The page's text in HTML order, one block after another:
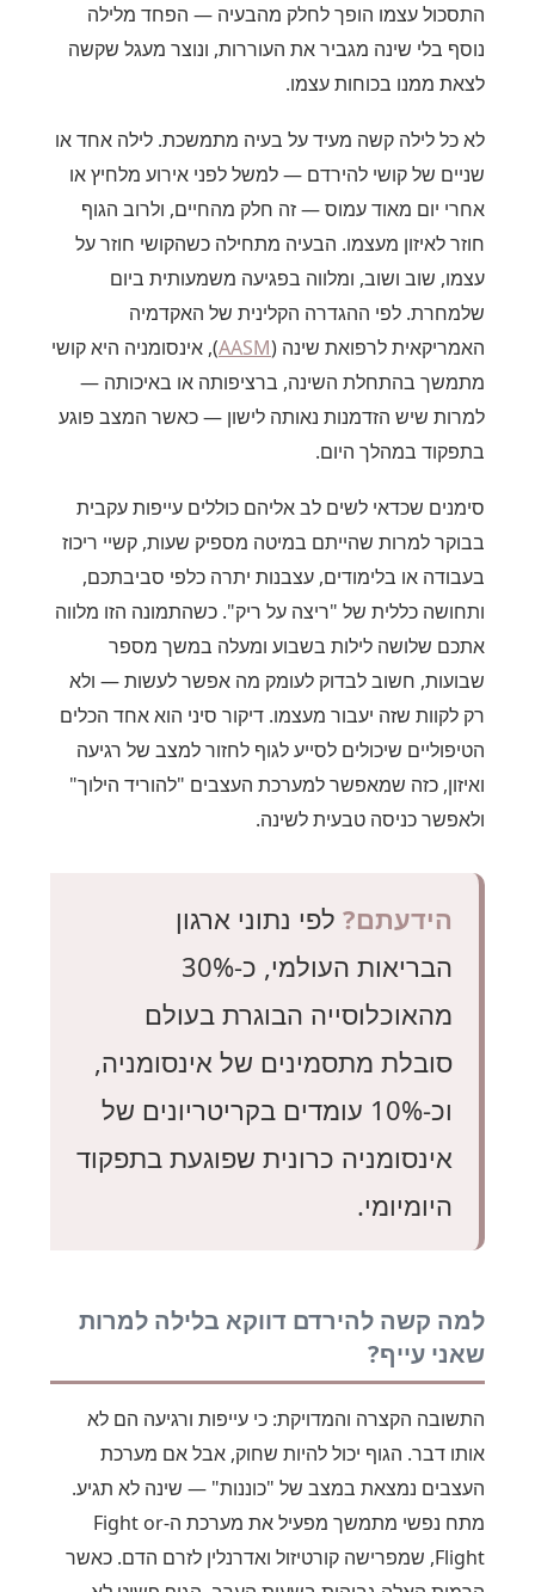
התסכול עצמו הופך לחלק מהבעיה — הפחד מלילה
נוסף בלי שינה מגביר את העוררות, ונוצר מעגל שקשה
לצאת ממנו בכוחות עצמו.
לא כל לילה קשה מעיד על בעיה מתמשכת. לילה אחד או
שניים של קושי להירדם — למשל לפני אירוע מלחיץ או
אחרי יום מאוד עמוס — זה חלק מהחיים, ולרוב הגוף
חוזר לאיזון מעצמו. הבעיה מתחילה כשהקושי חוזר על
עצמו, שוב ושוב, ומלווה בפגיעה משמעותית ביום
שלמחרת. לפי ההגדרה הקלינית של האקדמיה
האמריקאית לרפואת שינה (AASM), אינסומניה היא קושי
מתמשך בהתחלת השינה, ברציפותה או באיכותה —
למרות שיש הזדמנות נאותה לישון — כאשר המצב פוגע
בתפקוד במהלך היום.
סימנים שכדאי לשים לב אליהם כוללים עייפות עקבית
בבוקר למרות שהייתם במיטה מספיק שעות, קשיי ריכוז
בעבודה או בלימודים, עצבנות יתרה כלפי סביבתכם,
ותחושה כללית של "ריצה על ריק". כשהתמונה הזו מלווה
אתכם שלושה לילות בשבוע ומעלה במשך מספר
שבועות, חשוב לבדוק לעומק מה אפשר לעשות — ולא
רק לקוות שזה יעבור מעצמו. דיקור סיני הוא אחד הכלים
הטיפוליים שיכולים לסייע לגוף לחזור למצב של רגיעה
ואיזון, כזה שמאפשר למערכת העצבים "להוריד הילוך"
ולאפשר כניסה טבעית לשינה.
הידעתם? לפי נתוני ארגון
הבריאות העולמי, כ-30%
מהאוכלוסייה הבוגרת בעולם
סובלת מתסמינים של אינסומניה,
וכ-10% עומדים בקריטריונים של
אינסומניה כרונית שפוגעת בתפקוד
היומיומי.
למה קשה להירדם דווקא בלילה למרות
שאני עייף?
התשובה הקצרה והמדויקת: כי עייפות ורגיעה הם לא
אותו דבר. הגוף יכול להיות שחוק, אבל אם מערכת
העצבים נמצאת במצב של "כוננות" — שינה לא תגיע.
מתח נפשי מתמשך מפעיל את מערכת ה-Fight or
Flight, שמפרישה קורטיזול ואדרנלין לזרם הדם. כאשר